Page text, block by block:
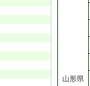
山形県